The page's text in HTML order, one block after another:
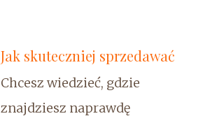
Jak skuteczniej sprzedawać
Chcesz wiedzieć, gdzie
znajdziesz naprawdę